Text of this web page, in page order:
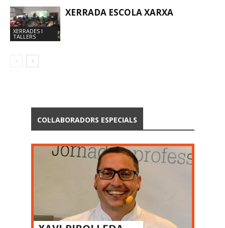
XERRADES I
TALLERS
XERRADA ESCOLA XARXA
COL·LABORADORS ESPECIALS